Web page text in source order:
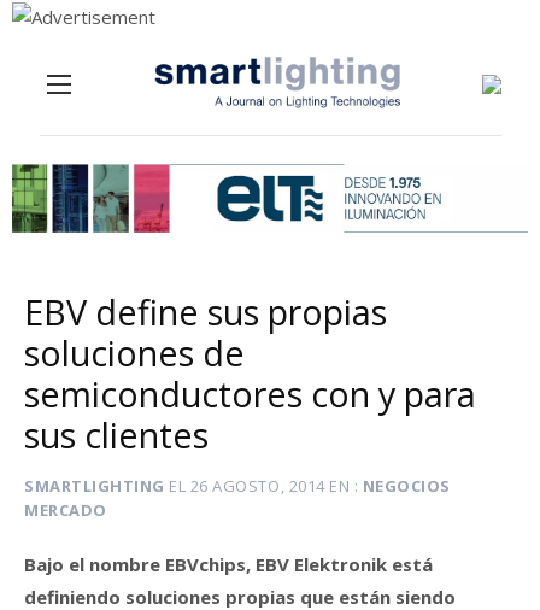
EBV define sus propias
soluciones de
semiconductores con y para
sus clientes
SMARTLIGHTING EL 26 AGOSTO, 2014EN
NEGOCIOS
MERCADO
Bajo el nombre EBVchips, EBV Elektronik está
definiendo soluciones propias que están siendo